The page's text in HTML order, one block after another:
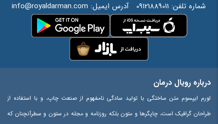
شماره تلفن: 09121889011 آدرس ایمیل: info@royaldarman.com
درباره رویال درمان
لورم ایپسوم متن ساختگی با تولید سادگی نامفهوم از صنعت چاپ، و با استفاده از
طراحان گرافیک است، چاپگرها و متون بلکه روزنامه و مجله در ستون و سطرآنچنان که